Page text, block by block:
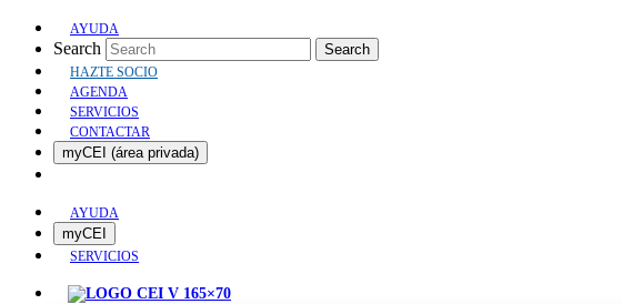
AYUDA
Search Search
HAZTE SOCIO
AGENDA
SERVICIOS
CONTACTAR
myCEI (área privada)
AYUDA
myCEI
SERVICIOS